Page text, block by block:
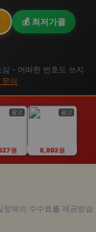
💰 최저가콜
- 어떠한 번호도 쓰지
의
광고
원
광고
8,892원
액의 수수료를 제공받습